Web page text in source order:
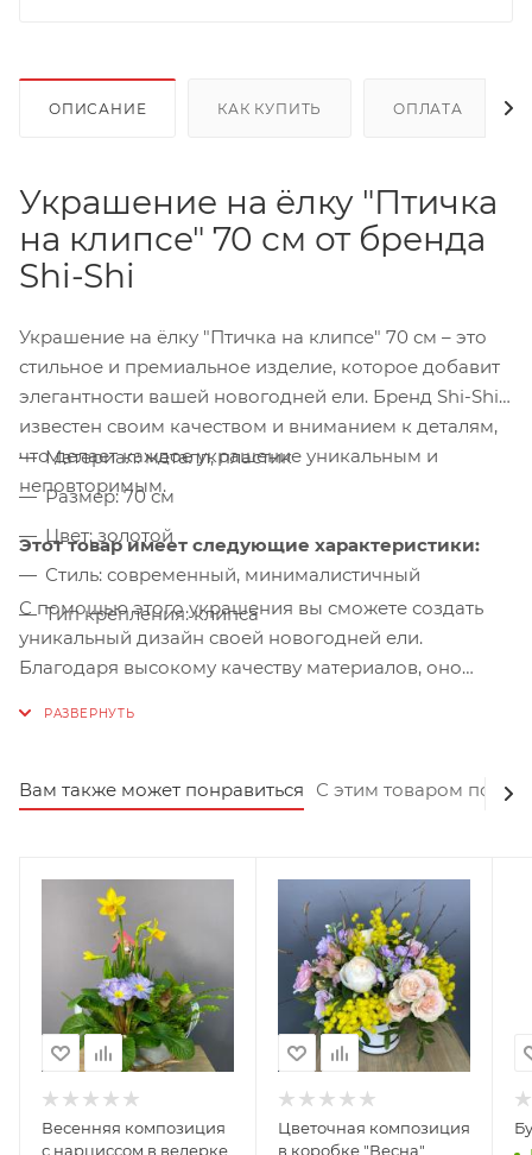
ОПИСАНИЕ КАК КУПИТЬ ОПЛАТА
Украшение на ёлку "Птичка
на клипсе" 70 см от бренда
Shi-Shi
Украшение на ёлку "Птичка на клипсе" 70 см – это
стильное и премиальное изделие, которое добавит
элегантности вашей новогодней ели. Бренд Shi-Shi
известен своим качеством и вниманием к деталям,
что делает каждое украшение уникальным и
неповторимым.
Этот товар имеет следующие характеристики:
Материал: металл, пластик
Размер: 70 см
Цвет: золотой
Стиль: современный, минималистичный
Тип крепления: клипса
С помощью этого украшения вы сможете создать
уникальный дизайн своей новогодней ели.
Благодаря высокому качеству материалов, оно
окупится радостью и уютом в вашем доме во время
праздников. Не упустите возможность приобрести
бренда Shi-Shi и добавить нотку роскоши в ваш
новогодний интерьер!
Вам также может понравиться С этим товаром
Весенняя композиция
с нарциссом в ведерке
Цветочная композиция
в коробке "Весна"